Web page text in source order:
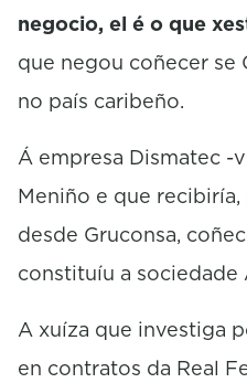
negocio, el é o que
que negou coñecer se
no país caribeño.
Á empresa Dismatec -
Meniño e que
desde Gruconsa,
constituíu a sociedade
A xuíza que investiga
en contratos da Real